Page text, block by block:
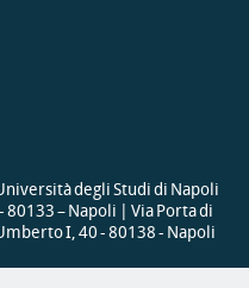
degli Studi di Napoli
80133 – Napoli | Via Porta di
I, 40 - 80138 - Napoli